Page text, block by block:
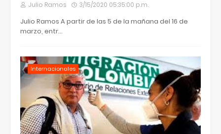
Julio Ramos 3/15/2020 05:35:00 p.m.
Julio Ramos A partir de las 5 de la mañana del 16 de
marzo, entr…
Internacionales